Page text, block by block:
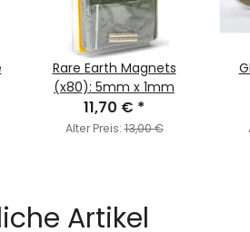
Rare Earth Magnets
(x80): 5mm x 1mm
11,70 € *
Alter Preis:13,00 €
Artikel